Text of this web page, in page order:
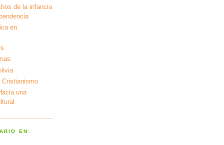
de la infancia
en
Cristianismo
una
EN: